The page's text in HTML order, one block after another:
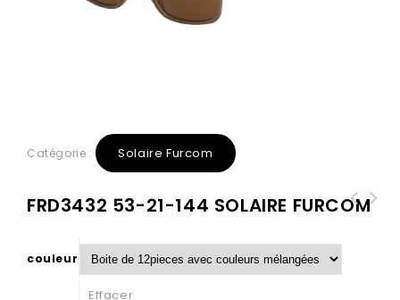
Catégorie : Solaire Furcom
FRD3432 53-21-144 SOLAIRE FURCOM
couleur
Effacer